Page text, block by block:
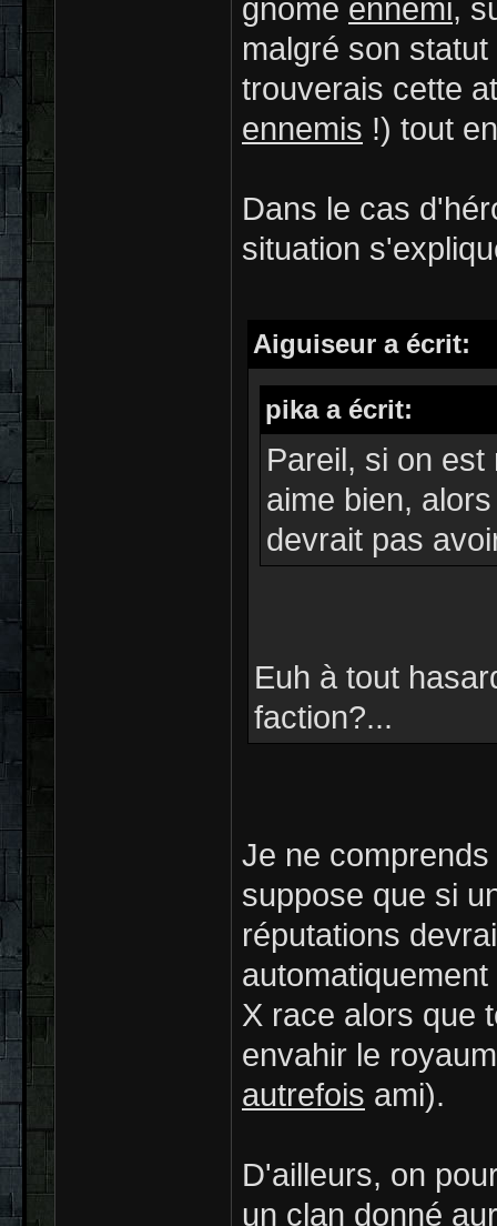
gnome ennemi,
malgré son
trouverais cette
ennemis !) tout
Dans le cas
situation
Aiguiseur a écrit:
pika a écrit:
Pareil, si on
aime bien,
devrait pas
Euh à tout
faction?...
Je ne
suppose que si
réputations
X race alors que
envahir le
autrefois ami).
D'ailleurs, on
un clan donné